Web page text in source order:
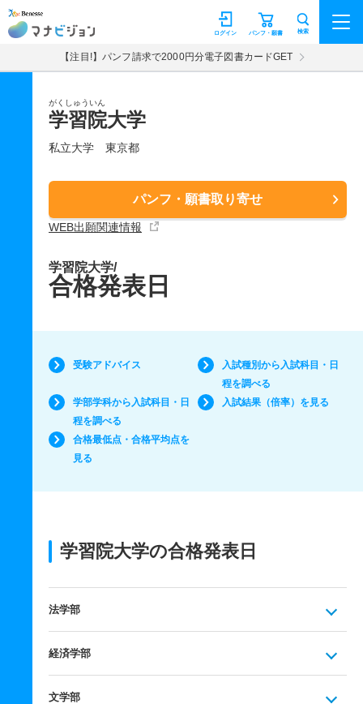
マナビジョン パンフ・願書
ログイン 検索
【注目!】パンフ請求で2000円分電子図書カードGET
がくしゅういん
学習院大学
私立大学 東京都
パンフ・願書取り寄せ
WEB出願関連情報
学習院大学/
合格発表日
受験アドバイス
入試種別から入試科目・日
程を調べる
学部学科から入試科目・日
程を調べる
入試結果（倍率）を見る
合格最低点・合格平均点を
見る
学習院大学の合格発表日
法学部
経済学部
文学部